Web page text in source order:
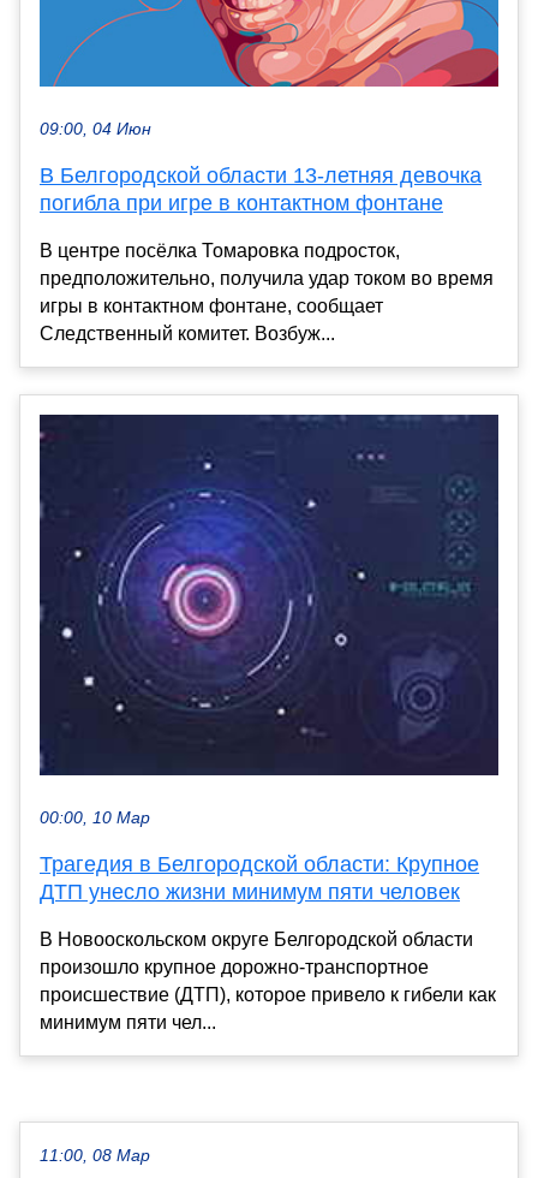
09:00, 04 Июн
В Белгородской области 13-летняя девочка
погибла при игре в контактном фонтане
В центре посёлка Томаровка подросток,
предположительно, получила удар током во время
игры в контактном фонтане, сообщает
Следственный комитет. Возбуж...
00:00, 10 Мар
Трагедия в Белгородской области: Крупное
ДТП унесло жизни минимум пяти человек
В Новооскольском округе Белгородской области
произошло крупное дорожно-транспортное
происшествие (ДТП), которое привело к гибели как
минимум пяти чел...
11:00, 08 Мар